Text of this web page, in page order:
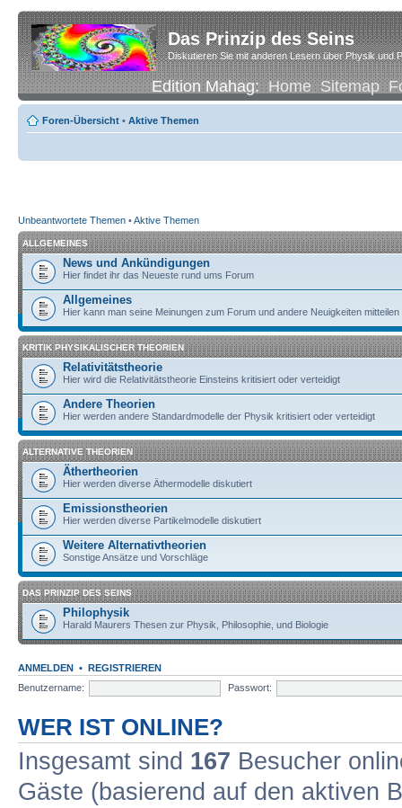
Das Prinzip des Seins
Diskutieren Sie mit anderen Lesern über Physik und
Edition Mahag:Home Sitemap
Foren-Übersicht • Aktive Themen
Unbeantwortete Themen •Aktive Themen
ALLGEMEINES
News und Ankündigungen
Hier findet ihr das Neueste rund ums Forum
Allgemeines
Hier kann man seine Meinungen zum Forum und andere Neuigkeiten mitteilen
KRITIK PHYSIKALISCHER THEORIEN
Relativitätstheorie
Hier wird die Relativitätstheorie Einsteins kritisiert oder verteidigt
Andere Theorien
Hier werden andere Standardmodelle der Physik kritisiert oder verteidigt
ALTERNATIVE THEORIEN
Äthertheorien
Hier werden diverse Äthermodelle diskutiert
Emissionstheorien
Hier werden diverse Partikelmodelle diskutiert
Weitere Alternativtheorien
Sonstige Ansätze und Vorschläge
DAS PRINZIP DES SEINS
Philophysik
Harald Maurers Thesen zur Physik, Philosophie, und Biologie
ANMELDEN • REGISTRIEREN
Benutzername:
Passwort:
WER IST ONLINE?
Insgesamt sind 167 Besucher
Gäste (basierend auf den aktiven